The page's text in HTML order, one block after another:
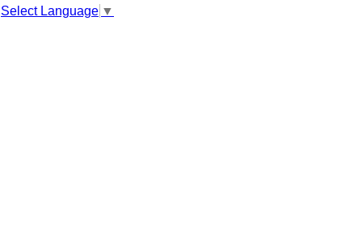
Select Language ▼